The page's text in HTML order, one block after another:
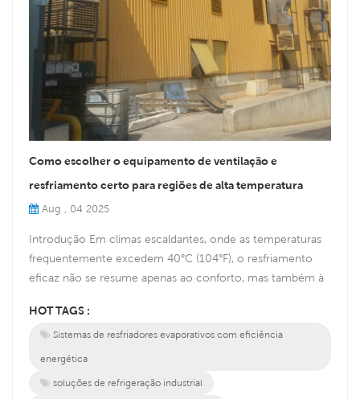
Como escolher o equipamento de ventilação e
resfriamento certo para regiões de alta temperatura
Aug , 04 2025
Introdução Em climas escaldantes, onde as temperaturas
frequentemente excedem 40°C (104°F), o resfriamento
eficaz não se resume apenas ao conforto, mas também à
selecionar soluções de resfriamento de nível industrial que
combatem o calor extremo de forma eficiente. O Desafio
da Alta Temperatura: Considerações Principais 1. Perfil
HOT TAGS :
Sistemas de resfriadores evaporativos com eficiência
energética
soluções de refrigeração industrial